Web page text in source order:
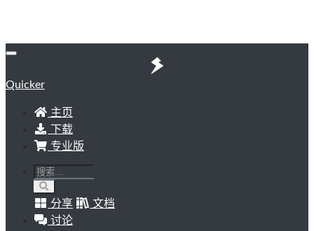
Quicker
主页
下载
专业版
分享
文档
讨论